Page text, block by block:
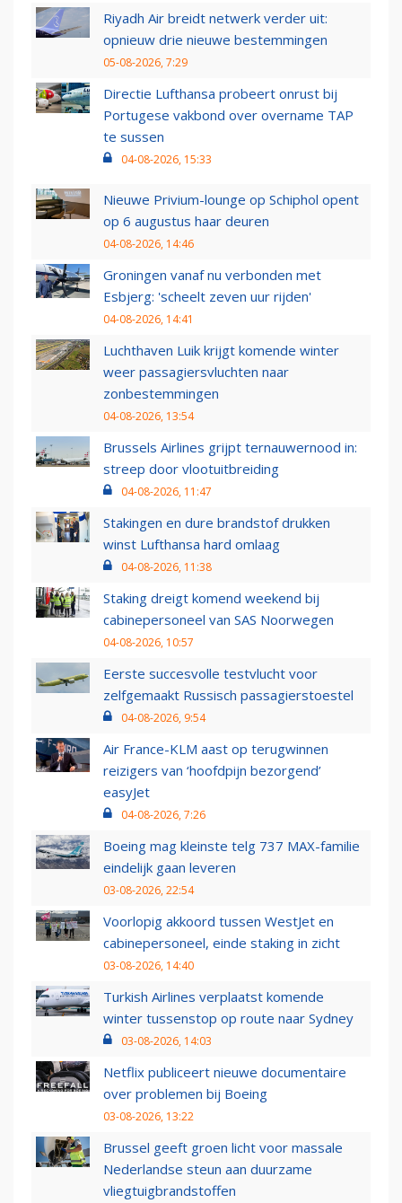
Riyadh Air breidt netwerk verder uit:
opnieuw drie nieuwe bestemmingen
05-08-2026, 7:29
Directie Lufthansa probeert onrust bij
Portugese vakbond over overname TAP
te sussen
04-08-2026, 15:33
Nieuwe Privium-lounge op Schiphol opent
op 6 augustus haar deuren
04-08-2026, 14:46
Groningen vanaf nu verbonden met
Esbjerg: 'scheelt zeven uur rijden'
04-08-2026, 14:41
Luchthaven Luik krijgt komende winter
weer passagiersvluchten naar
zonbestemmingen
04-08-2026, 13:54
Brussels Airlines grijpt ternauwernood in:
streep door vlootuitbreiding
04-08-2026, 11:47
Stakingen en dure brandstof drukken
winst Lufthansa hard omlaag
04-08-2026, 11:38
Staking dreigt komend weekend bij
cabinepersoneel van SAS Noorwegen
04-08-2026, 10:57
Eerste succesvolle testvlucht voor
zelfgemaakt Russisch passagierstoestel
04-08-2026, 9:54
Air France-KLM aast op terugwinnen
reizigers van ‘hoofdpijn bezorgend’
easyJet
04-08-2026, 7:26
Boeing mag kleinste telg 737 MAX-familie
eindelijk gaan leveren
03-08-2026, 22:54
Voorlopig akkoord tussen WestJet en
cabinepersoneel, einde staking in zicht
03-08-2026, 14:40
Turkish Airlines verplaatst komende
winter tussenstop op route naar Sydney
03-08-2026, 14:03
Netflix publiceert nieuwe documentaire
over problemen bij Boeing
03-08-2026, 13:22
Brussel geeft groen licht voor massale
Nederlandse steun aan duurzame
vliegtuigbrandstoffen